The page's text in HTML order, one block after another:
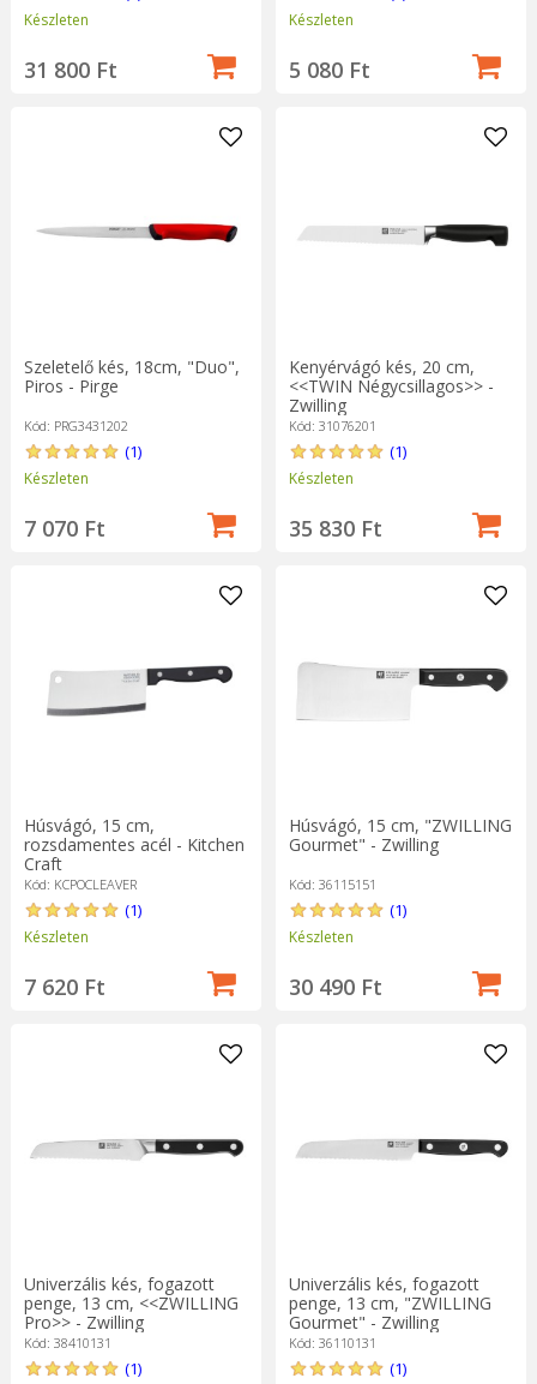
Készleten
31 800 Ft
Készleten
5 080 Ft
Szeletelő kés, 18cm, "Duo",
Piros - Pirge
Kód: PRG3431202
(1)
Készleten
7 070 Ft
Kenyérvágó kés, 20 cm,
<<TWIN Négycsillagos>> -
Zwilling
Kód: 31076201
(1)
Készleten
35 830 Ft
Húsvágó, 15 cm,
rozsdamentes acél - Kitchen
Craft
Kód: KCPOCLEAVER
(1)
Készleten
7 620 Ft
Húsvágó, 15 cm, "ZWILLING
Gourmet" - Zwilling
Kód: 36115151
(1)
Készleten
30 490 Ft
Univerzális kés, fogazott
penge, 13 cm, <<ZWILLING
Pro>> - Zwilling
Kód: 38410131
(1)
Univerzális kés, fogazott
penge, 13 cm, "ZWILLING
Gourmet" - Zwilling
Kód: 36110131
(1)